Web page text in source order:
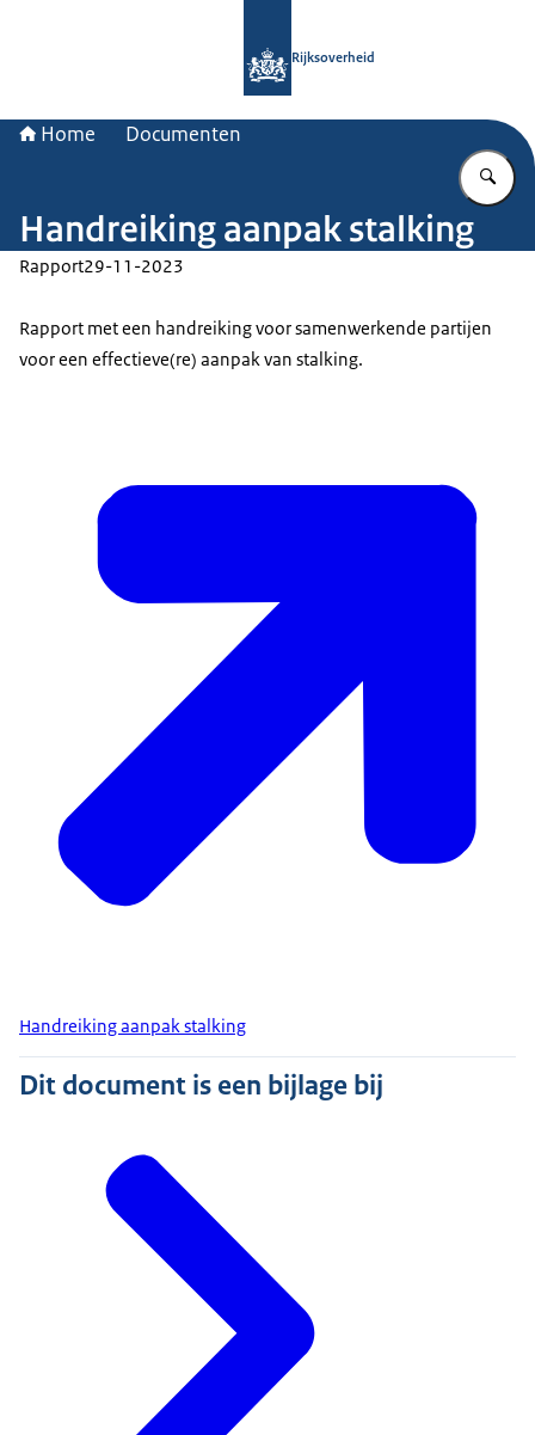
Rijksoverheid
Home Documenten
Handreiking aanpak stalking
Rapport29-11-2023
Rapport met een handreiking voor samenwerkende partijen
voor een effectieve(re) aanpak van stalking.
Handreiking aanpak stalking
Dit document is een bijlage bij